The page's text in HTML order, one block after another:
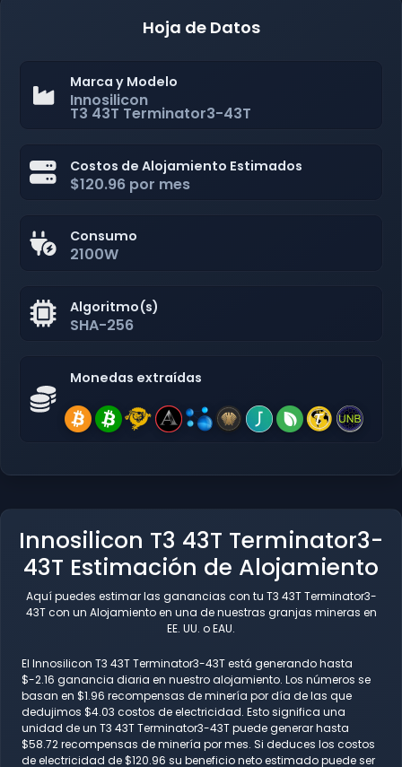
Hoja de Datos
Marca y Modelo
Innosilicon
T3 43T Terminator3-43T
Costos de Alojamiento Estimados
$120.96 por mes
Consumo
2100W
Algoritmo(s)
SHA-256
Monedas extraídas
Innosilicon T3 43T Terminator3-
43T Estimación de Alojamiento
Aquí puedes estimar las ganancias con tu T3 43T Terminator3-
43T con un Alojamiento en una de nuestras granjas mineras en
EE. UU. o EAU.
El Innosilicon T3 43T Terminator3-43T está generando hasta
$-2.16 ganancia diaria en nuestro alojamiento. Los números se
basan en $1.96 recompensas de minería por día de las que
dedujimos $4.03 costos de electricidad. Esto significa una
unidad de un T3 43T Terminator3-43T puede generar hasta
$58.72 recompensas de minería por mes. Si deduces los costos
de electricidad de $120.96 su beneficio neto estimado puede ser